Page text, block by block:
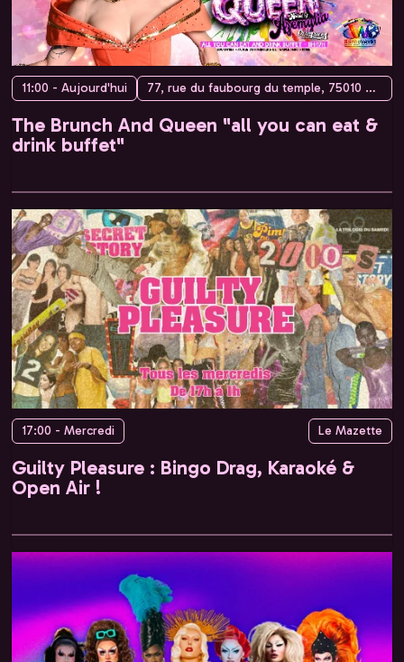
11:00 - Aujourd'hui 77, rue du faubourg du temple, 75010 Paris, France
The Brunch And Queen "all you can eat &
drink buffet"
17:00 - Mercredi Le Mazette
Guilty Pleasure : Bingo Drag, Karaoké &
Open Air !